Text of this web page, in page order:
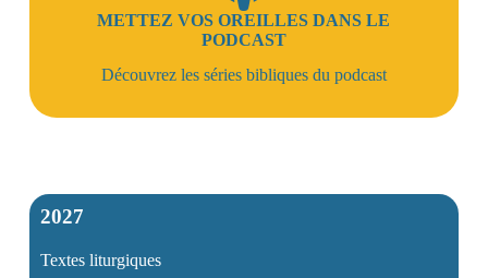
METTEZ VOS OREILLES DANS LE
PODCAST
Découvrez les séries bibliques du podcast
2027
Textes liturgiques